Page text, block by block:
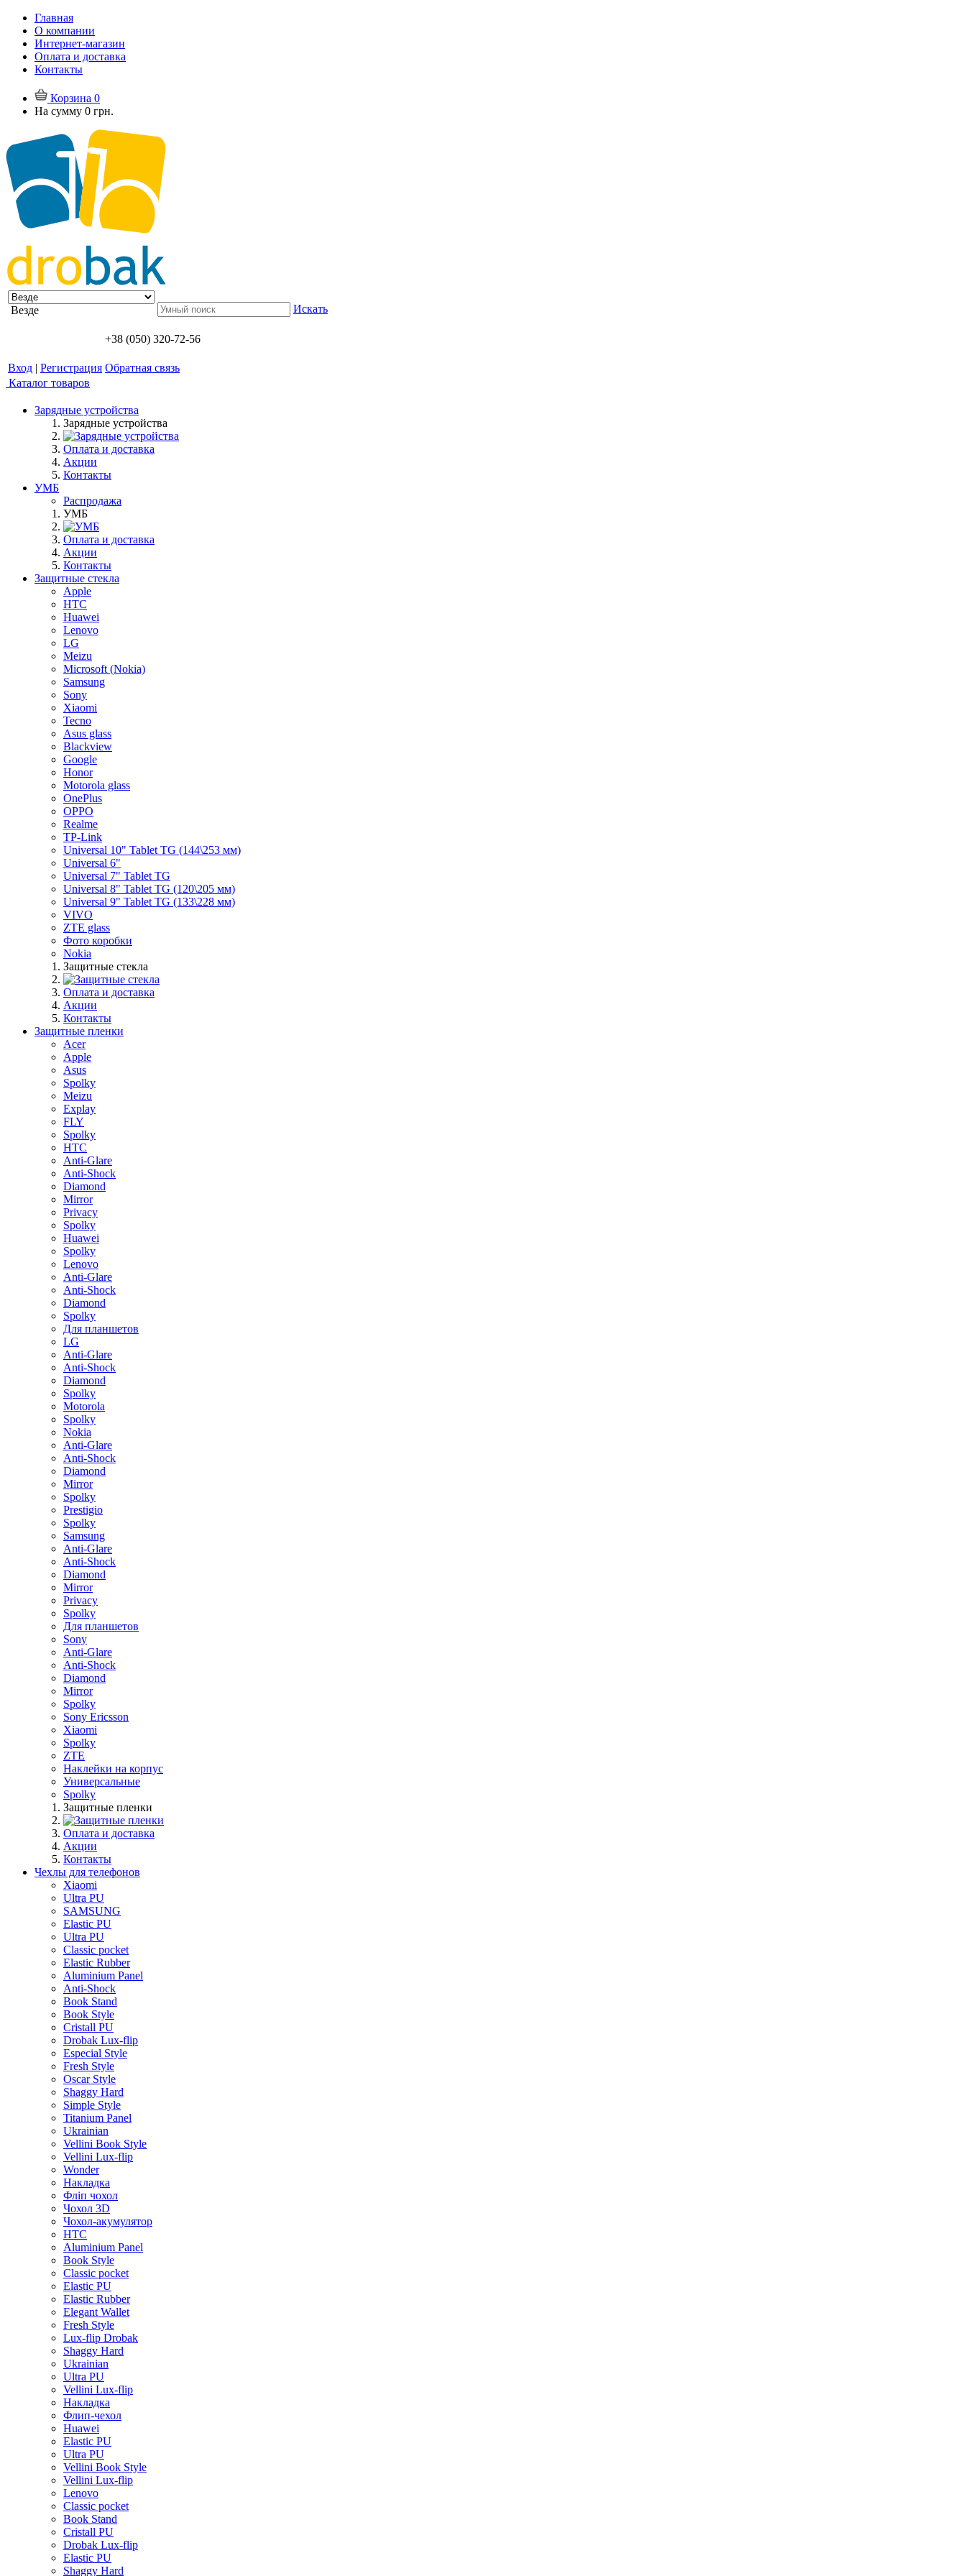
Главная
О компании
Интернет-магазин
Оплата и доставка
Контакты
Корзина 0
На сумму 0 грн.
Везде Искать
+38 (050) 320-72-56
Вход | Регистрация Обратная связь
Каталог товаров
Зарядные устройства
Зарядные устройства
Оплата и доставка
Акции
Контакты
УМБ
Распродажа
УМБ
Оплата и доставка
Акции
Контакты
Защитные стекла
Apple
HTC
Huawei
Lenovo
LG
Meizu
Microsoft (Nokia)
Samsung
Sony
Xiaomi
Tecno
Asus glass
Blackview
Google
Honor
Motorola glass
OnePlus
OPPO
Realme
TP-Link
Universal 10" Tablet TG (144\253 мм)
Universal 6"
Universal 7" Tablet TG
Universal 8" Tablet TG (120\205 мм)
Universal 9" Tablet TG (133\228 мм)
VIVO
ZTE glass
Фото коробки
Nokia
Защитные стекла
Оплата и доставка
Акции
Контакты
Защитные пленки
Acer
Apple
Asus
Spolky
Meizu
Explay
FLY
Spolky
HTC
Anti-Glare
Anti-Shock
Diamond
Mirror
Privacy
Spolky
Huawei
Spolky
Lenovo
Anti-Glare
Anti-Shock
Diamond
Spolky
Для планшетов
LG
Anti-Glare
Anti-Shock
Diamond
Spolky
Motorola
Spolky
Nokia
Anti-Glare
Anti-Shock
Diamond
Mirror
Spolky
Prestigio
Spolky
Samsung
Anti-Glare
Anti-Shock
Diamond
Mirror
Privacy
Spolky
Для планшетов
Sony
Anti-Glare
Anti-Shock
Diamond
Mirror
Spolky
Sony Ericsson
Xiaomi
Spolky
ZTE
Наклейки на корпус
Универсальные
Spolky
Защитные пленки
Оплата и доставка
Акции
Контакты
Чехлы для телефонов
Xiaomi
Ultra PU
SAMSUNG
Elastic PU
Ultra PU
Classic pocket
Elastic Rubber
Aluminium Panel
Anti-Shock
Book Stand
Book Style
Cristall PU
Drobak Lux-flip
Especial Style
Fresh Style
Oscar Style
Shaggy Hard
Simple Style
Titanium Panel
Ukrainian
Vellini Book Style
Vellini Lux-flip
Wonder
Накладка
Фліп чохол
Чохол 3D
Чохол-акумулятор
HTC
Aluminium Panel
Book Style
Classic pocket
Elastic PU
Elastic Rubber
Elegant Wallet
Fresh Style
Lux-flip Drobak
Shaggy Hard
Ukrainian
Ultra PU
Vellini Lux-flip
Накладка
Флип-чехол
Huawei
Elastic PU
Ultra PU
Vellini Book Style
Vellini Lux-flip
Lenovo
Classic pocket
Book Stand
Cristall PU
Drobak Lux-flip
Elastic PU
Shaggy Hard